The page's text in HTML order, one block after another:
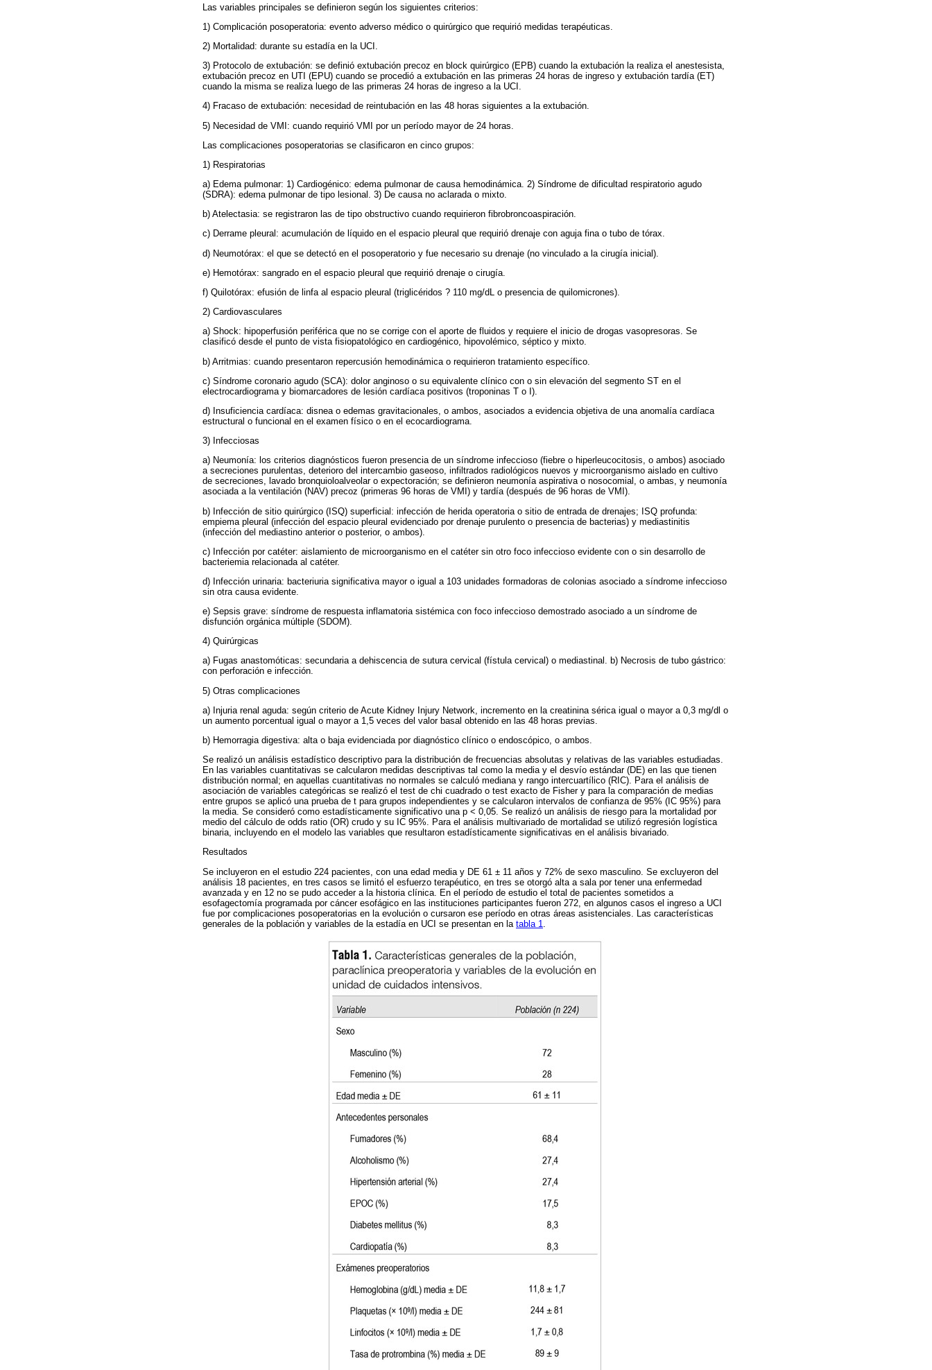
Las variables principales se definieron según los siguientes criterios:
1) Complicación posoperatoria: evento adverso médico o quirúrgico que requirió medidas terapéuticas.
2) Mortalidad: durante su estadía en la UCI.
3) Protocolo de extubación: se definió extubación precoz en block quirúrgico (EPB) cuando la extubación la realiza el anestesista,
extubación precoz en UTI (EPU) cuando se procedió a extubación en las primeras 24 horas de ingreso y extubación tardía (ET)
cuando la misma se realiza luego de las primeras 24 horas de ingreso a la UCI.
4) Fracaso de extubación: necesidad de reintubación en las 48 horas siguientes a la extubación.
5) Necesidad de VMI: cuando requirió VMI por un período mayor de 24 horas.
Las complicaciones posoperatorias se clasificaron en cinco grupos:
1) Respiratorias
a) Edema pulmonar: 1) Cardiogénico: edema pulmonar de causa hemodinámica. 2) Síndrome de dificultad respiratorio agudo
(SDRA): edema pulmonar de tipo lesional. 3) De causa no aclarada o mixto.
b) Atelectasia: se registraron las de tipo obstructivo cuando requirieron fibrobroncoaspiración.
c) Derrame pleural: acumulación de líquido en el espacio pleural que requirió drenaje con aguja fina o tubo de tórax.
d) Neumotórax: el que se detectó en el posoperatorio y fue necesario su drenaje (no vinculado a la cirugía inicial).
e) Hemotórax: sangrado en el espacio pleural que requirió drenaje o cirugía.
f) Quilotórax: efusión de linfa al espacio pleural (triglicéridos ? 110 mg/dL o presencia de quilomicrones).
2) Cardiovasculares
a) Shock: hipoperfusión periférica que no se corrige con el aporte de fluidos y requiere el inicio de drogas vasopresoras. Se
clasificó desde el punto de vista fisiopatológico en cardiogénico, hipovolémico, séptico y mixto.
b) Arritmias: cuando presentaron repercusión hemodinámica o requirieron tratamiento específico.
c) Síndrome coronario agudo (SCA): dolor anginoso o su equivalente clínico con o sin elevación del segmento ST en el
electrocardiograma y biomarcadores de lesión cardíaca positivos (troponinas T o I).
d) Insuficiencia cardíaca: disnea o edemas gravitacionales, o ambos, asociados a evidencia objetiva de una anomalía cardíaca
estructural o funcional en el examen físico o en el ecocardiograma.
3) Infecciosas
a) Neumonía: los criterios diagnósticos fueron presencia de un síndrome infeccioso (fiebre o hiperleucocitosis, o ambos) asociado
a secreciones purulentas, deterioro del intercambio gaseoso, infiltrados radiológicos nuevos y microorganismo aislado en cultivo
de secreciones, lavado bronquioloalveolar o expectoración; se definieron neumonía aspirativa o nosocomial, o ambas, y neumonía
asociada a la ventilación (NAV) precoz (primeras 96 horas de VMI) y tardía (después de 96 horas de VMI).
b) Infección de sitio quirúrgico (ISQ) superficial: infección de herida operatoria o sitio de entrada de drenajes; ISQ profunda:
empiema pleural (infección del espacio pleural evidenciado por drenaje purulento o presencia de bacterias) y mediastinitis
(infección del mediastino anterior o posterior, o ambos).
c) Infección por catéter: aislamiento de microorganismo en el catéter sin otro foco infeccioso evidente con o sin desarrollo de
bacteriemia relacionada al catéter.
d) Infección urinaria: bacteriuria significativa mayor o igual a 103 unidades formadoras de colonias asociado a síndrome infeccioso
sin otra causa evidente.
e) Sepsis grave: síndrome de respuesta inflamatoria sistémica con foco infeccioso demostrado asociado a un síndrome de
disfunción orgánica múltiple (SDOM).
4) Quirúrgicas
a) Fugas anastomóticas: secundaria a dehiscencia de sutura cervical (fístula cervical) o mediastinal. b) Necrosis de tubo gástrico:
con perforación e infección.
5) Otras complicaciones
a) Injuria renal aguda: según criterio de Acute Kidney Injury Network, incremento en la creatinina sérica igual o mayor a 0,3 mg/dl o
un aumento porcentual igual o mayor a 1,5 veces del valor basal obtenido en las 48 horas previas.
b) Hemorragia digestiva: alta o baja evidenciada por diagnóstico clínico o endoscópico, o ambos.
Se realizó un análisis estadístico descriptivo para la distribución de frecuencias absolutas y relativas de las variables estudiadas.
En las variables cuantitativas se calcularon medidas descriptivas tal como la media y el desvío estándar (DE) en las que tienen
distribución normal; en aquellas cuantitativas no normales se calculó mediana y rango intercuartílico (RIC). Para el análisis de
asociación de variables categóricas se realizó el test de chi cuadrado o test exacto de Fisher y para la comparación de medias
entre grupos se aplicó una prueba de t para grupos independientes y se calcularon intervalos de confianza de 95% (IC 95%) para
la media. Se consideró como estadísticamente significativo una p < 0,05. Se realizó un análisis de riesgo para la mortalidad por
medio del cálculo de odds ratio (OR) crudo y su IC 95%. Para el análisis multivariado de mortalidad se utilizó regresión logística
binaria, incluyendo en el modelo las variables que resultaron estadísticamente significativas en el análisis bivariado.
Resultados
Se incluyeron en el estudio 224 pacientes, con una edad media y DE 61 ± 11 años y 72% de sexo masculino. Se excluyeron del
análisis 18 pacientes, en tres casos se limitó el esfuerzo terapéutico, en tres se otorgó alta a sala por tener una enfermedad
avanzada y en 12 no se pudo acceder a la historia clínica. En el período de estudio el total de pacientes sometidos a
esofagectomía programada por cáncer esofágico en las instituciones participantes fueron 272, en algunos casos el ingreso a UCI
fue por complicaciones posoperatorias en la evolución o cursaron ese período en otras áreas asistenciales. Las características
generales de la población y variables de la estadía en UCI se presentan en la tabla 1